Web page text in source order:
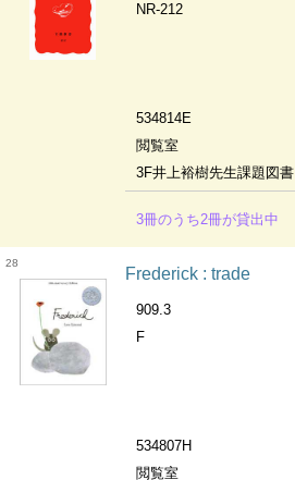
NR-212
534814E
閲覧室
3F井上裕樹先生課題図書
3冊のうち2冊が貸出中
28
Frederick : trade
909.3
F
534807H
閲覧室